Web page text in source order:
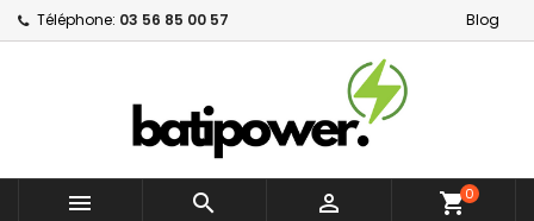
Téléphone: 03 56 85 00 57 Blog
   shopping_cart0
Mes listes d'envies ×
Créer une nouvelle liste
Créer une liste d'envies ×
Nom de la liste d'envies
Connexion ×
Vous devez être connecté pour ajouter des produits
à votre liste d'envies.
Annuler Connexion